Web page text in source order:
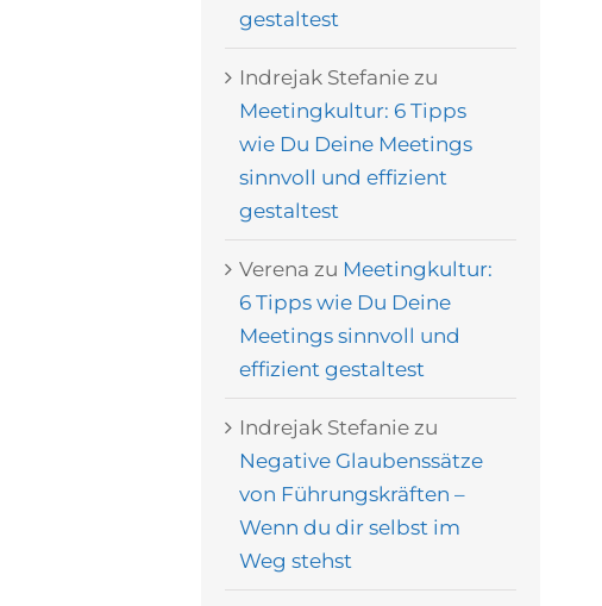
gestaltest
Indrejak Stefaniezu
Meetingkultur: 6 Tipps
wie Du Deine Meetings
sinnvoll und effizient
gestaltest
Verena zu Meetingkultur:
6 Tipps wie Du Deine
Meetings sinnvoll und
effizient gestaltest
Indrejak Stefaniezu
Negative Glaubenssätze
von Führungskräften –
Wenn du dir selbst im
Weg stehst